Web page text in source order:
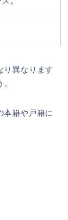
り異なります
本籍や戸籍に